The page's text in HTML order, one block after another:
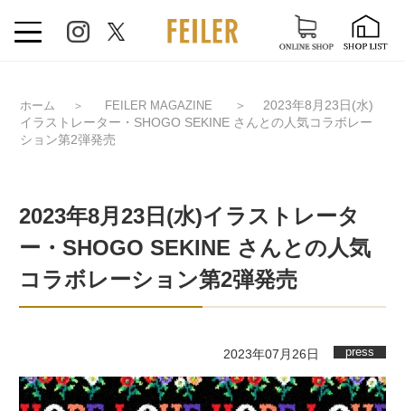
ホーム ＞ FEILER MAGAZINE ＞
2023年8月23日(水)
イラストレーター・SHOGO SEKINE さんとの人気コラボレー
ション第2弾発売
2023年8月23日(水)イラストレータ
ー・SHOGO SEKINE さんとの人気
コラボレーション第2弾発売
2023年07月26日 press